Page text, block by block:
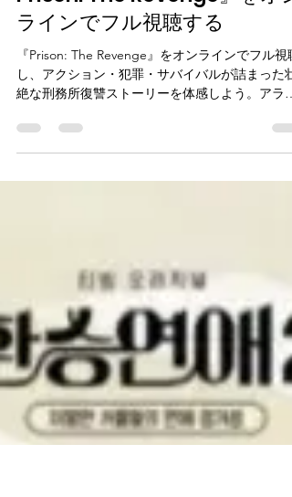
Prison: The Revenge』をオン
ラインでフル視聴する
『Prison: The Revenge』をオンラインでフル視聴
し、アクション・犯罪・サバイバルが詰まった壮
絶な刑務所復讐ストーリーを体感しよう。アラン